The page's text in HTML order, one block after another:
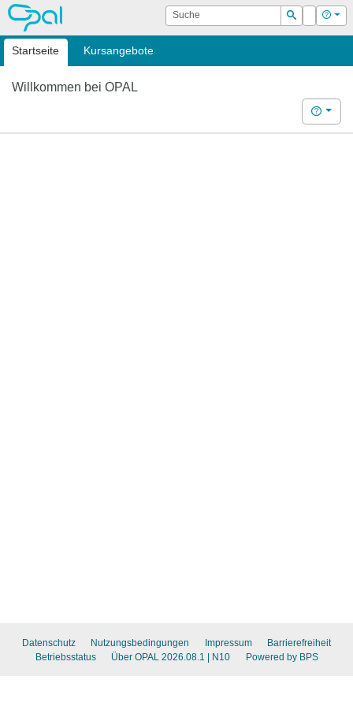
OPAL Suche
Suchen
Login Hilfe
Startseite Kursangebote
Willkommen bei OPAL
Hilfe
Datenschutz Nutzungsbedingungen Impressum
Barrierefreiheit
Betriebsstatus
Über OPAL 2026.08.1 | N10 Powered by BPS